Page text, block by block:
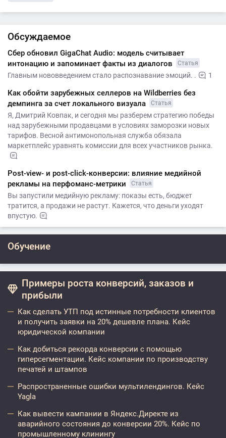
Обсуждаемое
Сбер обновил GigaChat Audio: модель считывает
интонацию и запоминает факты из диалогов
Статья
Главным нововведением стало распознавание эмоций. . 1
Как обойти зарубежных селлеров на Wildberries без
демпинга за счет локального визуала
Статья
Я, Дмитрий Ковпак, и сегодня мы разберем стратегию победы
над зарубежными продавцами в условиях заморозки новых
тарифов. Весной антимонопольная служба обязала
маркетплейс уравнять комиссии для всех участников рынка.
Post-view- и post-click-конверсии: влияние медийной
рекламы на перфоманс-метрики
Статья
Вы запустили медийную рекламу: показы есть, бюджет
тратится, а продажи не растут. Кажется, что деньги уходят
впустую.
Обучение
Примеры роста конверсий, заказов и
прибыли
Как сделать УТП под истинные потребности клиентов
и получить заявки на 20% дешевле плана. Кейс
юридической компании
Как добиться рекорда конверсии с помощью
гиперсегментации. Кейс компании по производству
печатей и штампов
Распространенные ошибки мультилендингов. Кейс
Yagla
Как вывести кампании в Яндекс.Директе из
аварийного состояния до конверсии 20%. Кейс по
промышленному клинингу